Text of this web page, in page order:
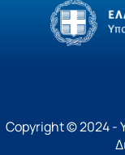
Copyright © 2024 -